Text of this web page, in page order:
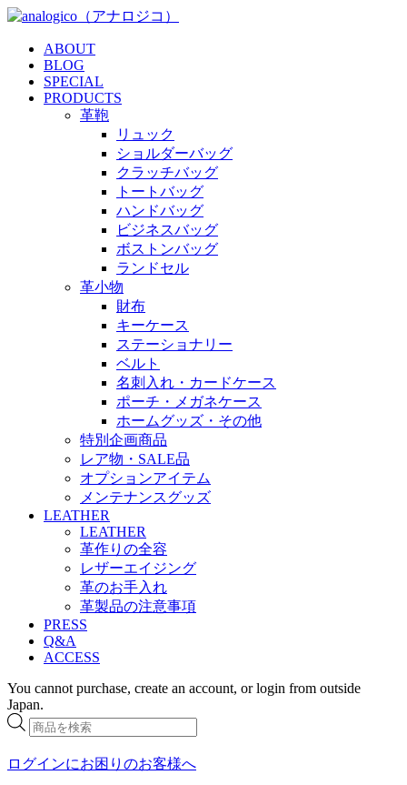
ABOUT
BLOG
SPECIAL
PRODUCTS
革鞄
リュック
ショルダーバッグ
クラッチバッグ
トートバッグ
ハンドバッグ
ビジネスバッグ
ボストンバッグ
ランドセル
革小物
財布
キーケース
ステーショナリー
ベルト
名刺入れ・カードケース
ポーチ・メガネケース
ホームグッズ・その他
特別企画商品
レア物・SALE品
オプションアイテム
メンテナンスグッズ
LEATHER
LEATHER
革作りの全容
レザーエイジング
革のお手入れ
革製品の注意事項
PRESS
Q&A
ACCESS
You cannot purchase, create an account, or login from outside
Japan.
商
品
検
ログインにお困りのお客様へ